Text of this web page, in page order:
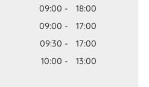
09:00 -
18:00
09:00 -
17:00
09:30 -
17:00
10:00 - 13:00